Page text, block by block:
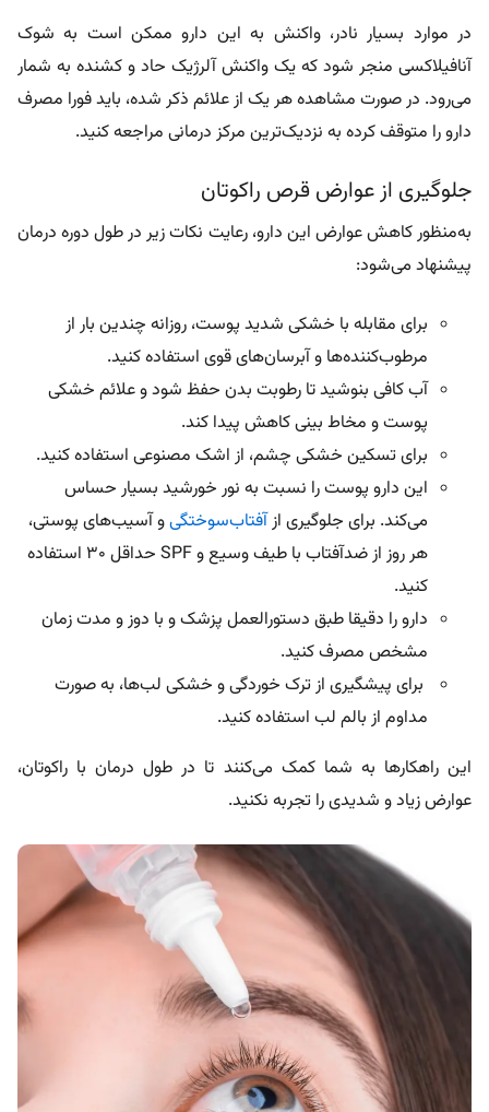
در موارد بسیار نادر، واکنش به این دارو ممکن است به شوک
آنافیلاکسی منجر شود که یک واکنش آلرژیک حاد و کشنده به شمار
می‌رود. در صورت مشاهده هر یک از علائم ذکر شده، باید فورا مصرف
دارو را متوقف کرده به نزدیک‌ترین مرکز درمانی مراجعه کنید.
جلوگیری از عوارض قرص راکوتان
به‌منظور کاهش عوارض این دارو، رعایت نکات زیر در طول دوره درمان
پیشنهاد می‌شود:
برای مقابله با خشکی شدید پوست، روزانه چندین بار از
مرطوب‌کننده‌ها و آبرسان‌های قوی استفاده کنید.
آب کافی بنوشید تا رطوبت بدن حفظ شود و علائم خشکی
پوست و مخاط بینی کاهش پیدا کند.
برای تسکین خشکی چشم، از اشک مصنوعی استفاده کنید.
این دارو پوست را نسبت به نور خورشید بسیار حساس
می‌کند. برای جلوگیری ازآفتاب‌سوختگیو آسیب‌های پوستی،
هر روز از ضدآفتاب با طیف وسیع و SPF حداقل 30 استفاده
کنید.
دارو را دقیقا طبق دستورالعمل پزشک و با دوز و مدت زمان
مشخص مصرف کنید.
برای پیشگیری از ترک خوردگی و خشکی لب‌ها، به صورت
مداوم از بالم لب استفاده کنید.
این راهکارها به شما کمک می‌کنند تا در طول درمان با راکوتان،
عوارض زیاد و شدیدی را تجربه نکنید.